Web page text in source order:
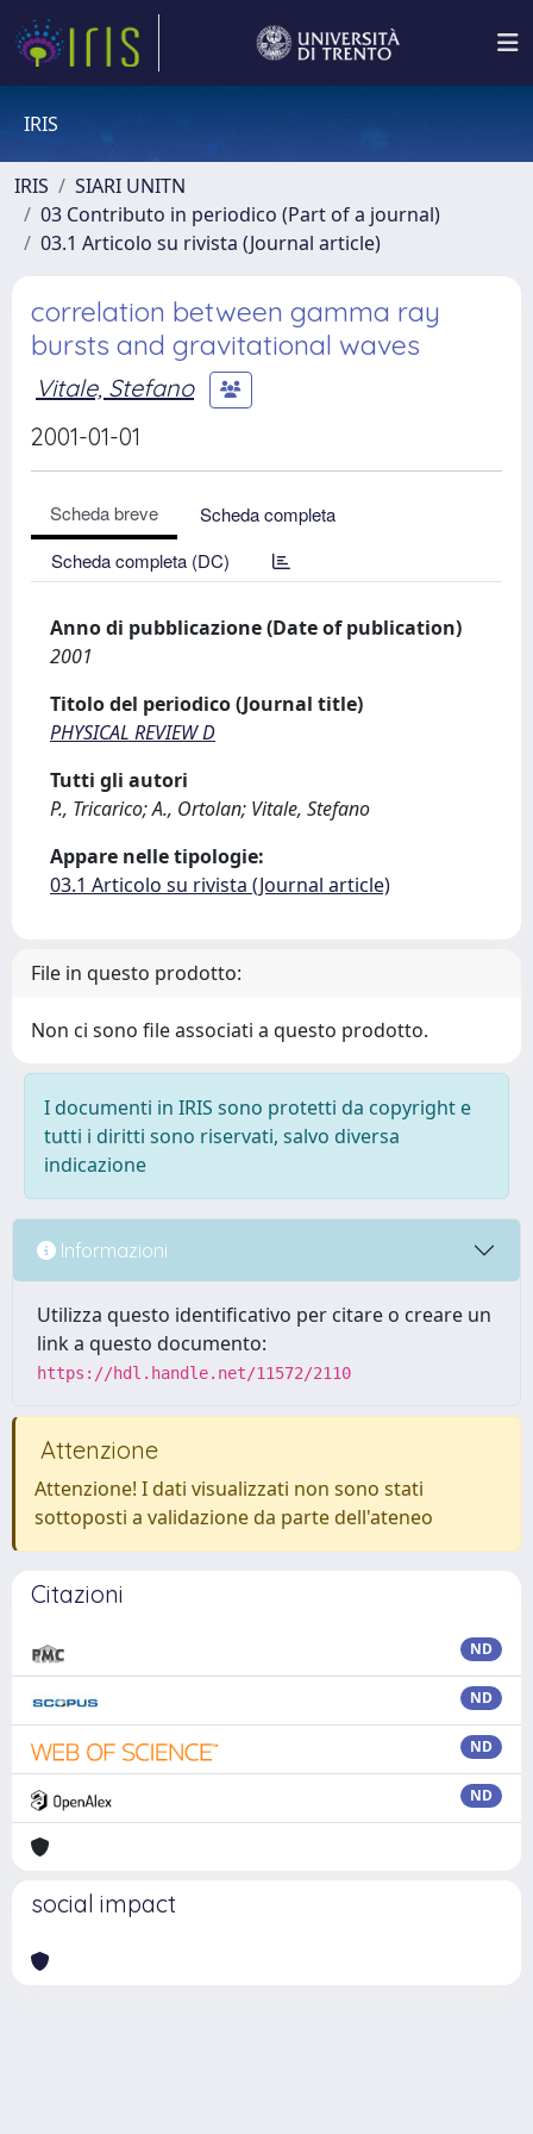
IRIS
IRIS
SIARI UNITN
03 Contributo in periodico (Part of a journal)
03.1 Articolo su rivista (Journal article)
correlation between gamma ray
bursts and gravitational waves
Vitale, Stefano
2001-01-01
Scheda breve
Scheda completa
Scheda completa (DC)
Anno di pubblicazione (Date of publication)
2001
Titolo del periodico (Journal title)
PHYSICAL REVIEW D
Tutti gli autori
P., Tricarico; A., Ortolan; Vitale, Stefano
Appare nelle tipologie:
03.1 Articolo su rivista (Journal article)
File in questo prodotto:
Non ci sono file associati a questo prodotto.
I documenti in IRIS sono protetti da copyright e
tutti i diritti sono riservati, salvo diversa
indicazione
Informazioni
Utilizza questo identificativo per citare o creare un
link a questo documento:
https://hdl.handle.net/11572/2110
Attenzione
Attenzione! I dati visualizzati non sono stati
sottoposti a validazione da parte dell'ateneo
Citazioni
ND
ND
ND
ND
social impact